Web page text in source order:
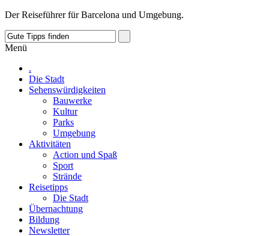
Der Reiseführer für Barcelona und Umgebung.
Menü
.
Die Stadt
Sehenswürdigkeiten
Bauwerke
Kultur
Parks
Umgebung
Aktivitäten
Action und Spaß
Sport
Strände
Reisetipps
Die Stadt
Übernachtung
Bildung
Newsletter